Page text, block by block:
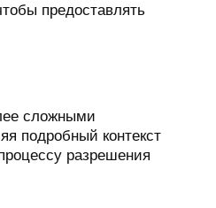
предоставлять
сложными
подробный контекст
разрешения